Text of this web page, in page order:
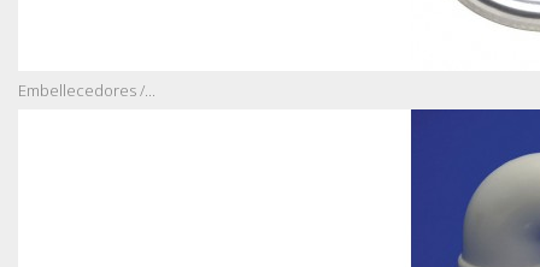
Embellecedores /...